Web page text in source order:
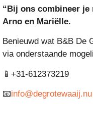
“Bij ons combineer
Arno en Mariëlle.
Benieuwd wat B&B De
via onderstaande
📱+31-612373219
📧info@degrotewaaij.nu